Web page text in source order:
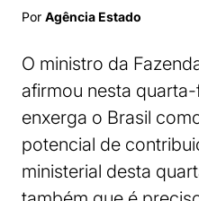
Por Agência Estado
O ministro da
afirmou nesta
enxerga o Brasil
potencial de
ministerial desta